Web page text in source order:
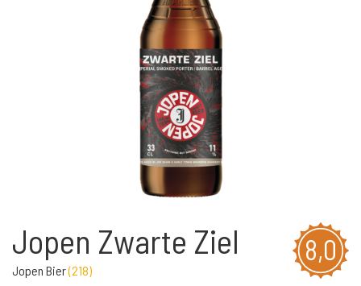
8,0
Jopen Zwarte Ziel
Jopen Bier(218)